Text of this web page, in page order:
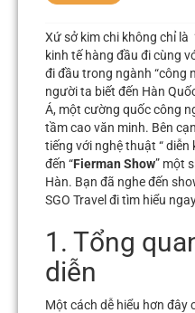
Xứ sở kim chi không chỉ là
kinh tế hàng đầu đi cùng
đi đầu trong ngành “công
người ta biết đến Hàn
Á, một cường quốc công
tầm cao văn minh. Bên
tiếng với nghệ thuật “ diễn
đến “Fierman Show” một
Hàn. Bạn đã nghe đến
SGO Travel đi tìm hiểu
1. Tổng
diễn
Một cách dễ hiểu hơn đây